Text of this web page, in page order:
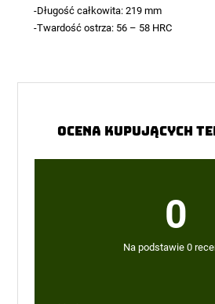
-Długość całkowita: 219 mm
-Twardość ostrza: 56 – 58 HRC
Ocena kupujących
0
Na podstawie 0